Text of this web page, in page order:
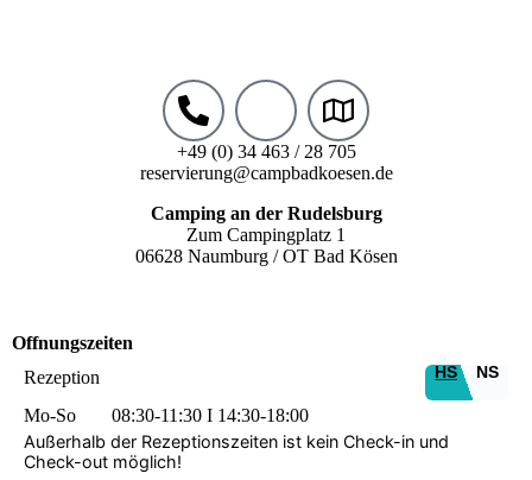
+49 (0) 34 463 / 28 705
reservierung@campbadkoesen.de
Camping an der Rudelsburg
Zum Campingplatz 1
06628 Naumburg / OT Bad Kösen
Offnungszeiten
Rezeption
HS NS
Mo-So
08:30-11:30 I 14:30-18:00
Außerhalb der Rezeptionszeiten ist kein Check-in und
Check-out möglich!